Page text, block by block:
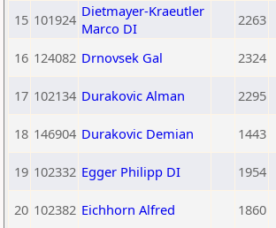
15 101924 Dietmayer-Kraeutler
Marco DI
2263
16 124082 Drnovsek Gal 2324
17 102134 Durakovic Alman 2295
18 146904 Durakovic Demian 1443
19 102332 Egger Philipp DI 1954
20 102382 Eichhorn Alfred 1860